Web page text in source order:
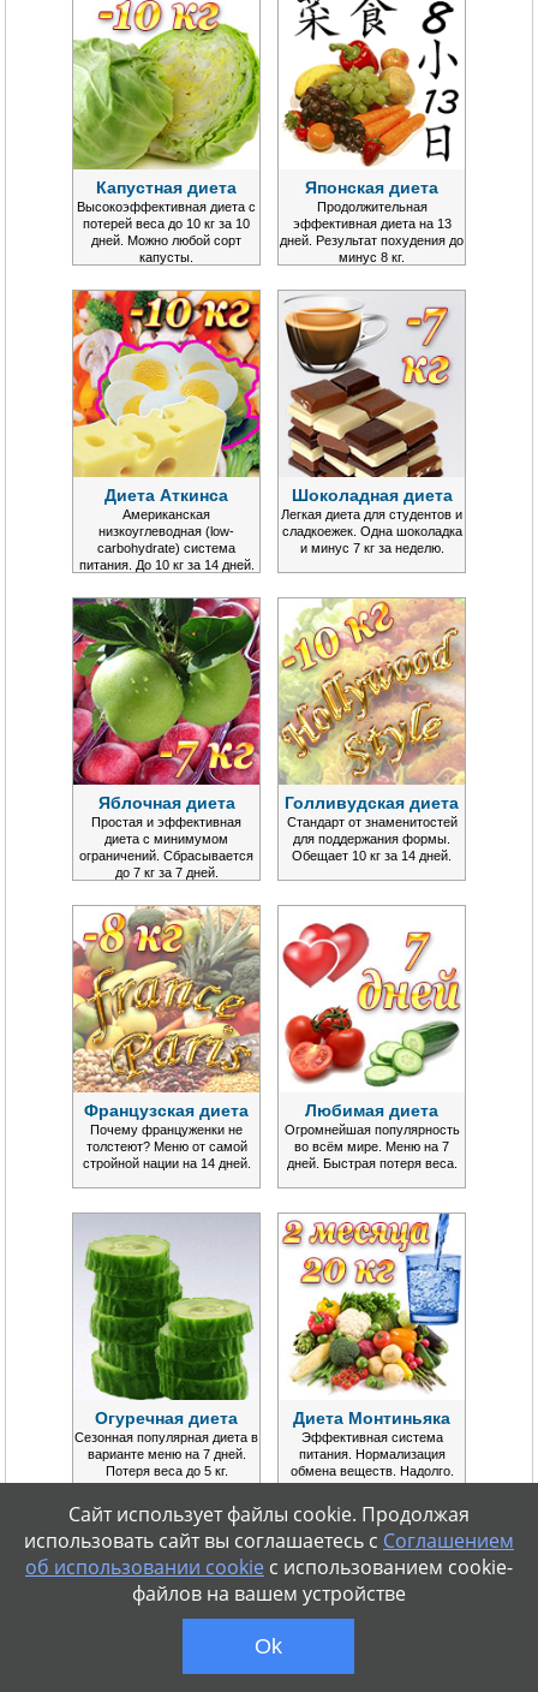
Капустная диета
Высокоэффективная диета с
потерей веса до 10 кг за 10
дней. Можно любой сорт
капусты.
Японская диета
Продолжительная
эффективная диета на 13
дней. Результат похудения до
минус 8 кг.
Диета Аткинса
Американская
низкоуглеводная (low-
carbohydrate) система
питания. До 10 кг за 14 дней.
Шоколадная диета
Легкая диета для студентов и
сладкоежек. Одна шоколадка
и минус 7 кг за неделю.
Яблочная диета
Простая и эффективная
диета с минимумом
ограничений. Сбрасывается
до 7 кг за 7 дней.
Голливудская диета
Стандарт от знаменитостей
для поддержания формы.
Обещает 10 кг за 14 дней.
Французская диета
Почему француженки не
толстеют? Меню от самой
стройной нации на 14 дней.
Любимая диета
Огромнейшая популярность
во всём мире. Меню на 7
дней. Быстрая потеря веса.
Огуречная диета
Сезонная популярная диета в
варианте меню на 7 дней.
Потеря веса до 5 кг.
Диета Монтиньяка
Эффективная система
питания. Нормализация
обмена веществ. Надолго.
Сайт использует файлы cookie. Продолжая
использовать сайт вы соглашаетесь с Соглашением
об использовании cookieс использованием cookie-
файлов на вашем устройстве
Ok